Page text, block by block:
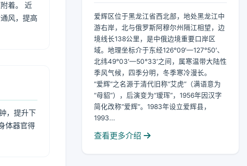
着。 近
风，提高
，提升下
体器官得
爱辉区位于黑龙江省西北部，地处黑龙江中
游右岸，北与俄罗斯阿穆尔州隔江相望，边
境线长138公里，是中俄边境重要口岸区
域。地理坐标介于东经126°09′—127°50′、
北纬49°03′—50°33′之间，属寒温带大陆性
季风气候，四季分明，冬季寒冷漫长。
“爱辉”之名源于清代旧称“艾虎”（满语意为
“母貂”），后演变为“瑷珲”，1956年因汉字
简化改称“爱辉”。1983年设立爱辉县，
1993...
查看更多介绍